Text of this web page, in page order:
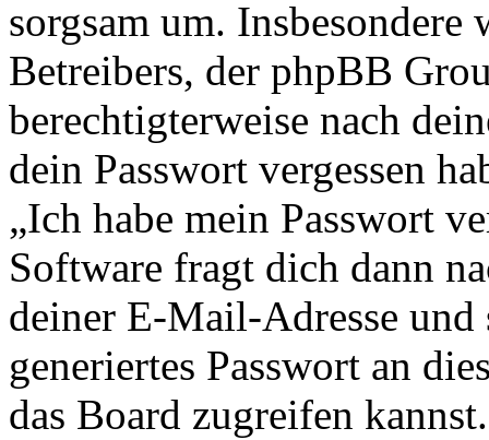
sorgsam um.
Betreibers, der phpBB
berechtigterweise nach
dein Passwort vergessen
„Ich habe mein Passwort
Software fragt dich dann
deiner E-Mail-Adresse und
generiertes Passwort an
das Board zugreifen kannst.